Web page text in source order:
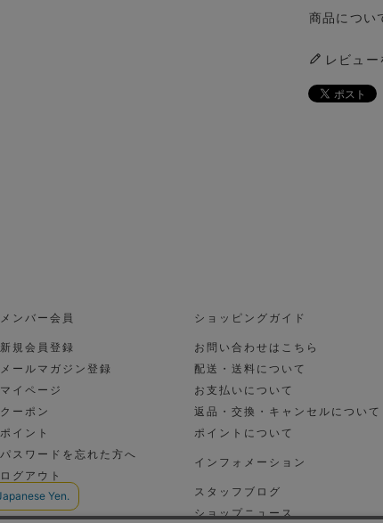
商品につい
レビュー
メンバー会員
新規会員登録
メールマガジン登録
マイページ
クーポン
ポイント
パスワードを忘れた方へ
ログアウト
ショッピングガイド
お問い合わせはこちら
配送・送料について
お支払いについて
返品・交換・キャンセルについて
ポイントについて
インフォメーション
スタッフブログ
ショップニュース